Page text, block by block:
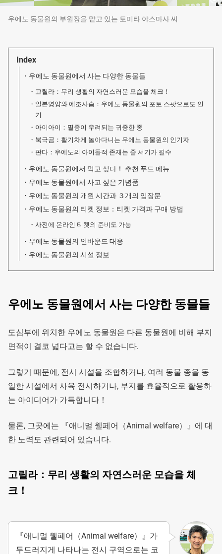
우에노 동물원의 부원장을 맡고 있는 토미타 야스마사 씨
Index
우에노 동물원에서 사는 다양한 동물들
고릴라：무리 생활의 자연스러운 모습을 체크！
일본영양와 에조사슴：우에노 동물원의 포토 스팟으로도 인
기
아이아이：멸종이 우려되는 귀중한 종
북극곰：활기차게 놀아다니는 우에노 동물원의 인기자
판다：우에노의 아이돌적 존재는 줄 서기가 필수
우에노 동물원에서 먹고 싶다！ 추천 푸드 메뉴
우에노 동물원에서 사고 싶은 기념품
우에노 동물원의 개원 시간과 ３개의 입장문
우에노 동물원의 티켓 정보：티켓 가격과 구매 방법
사전에 온라인 티켓의 준비도 가능
우에노 동물원의 인바운드 대응
우에노 동물원의 시설 정보
우에노 동물원에서 사는 다양한 동물들
도심부에 위치한 우에노 동물원은 다른 동물원에 비해 부지
면적이 결코 넓다고는 할 수 없습니다.
그렇기 때문에, 전시 시설을 조합하거나, 여러 동물 종을 동
일한 시설에서 사육 전시하거나, 부지를 효율적으로 활용하
는 아이디어가 가득합니다！
물론, 그곳에는 『애니멀 웰페어（Animal welfare）』에 대
한 노력도 관련되어 있습니다.
고릴라：무리 생활의 자연스러운 모습을 체
크！
『애니멀 웰페어（Animal welfare）』가
두드러지게 나타나는 전시 구역으로는 코